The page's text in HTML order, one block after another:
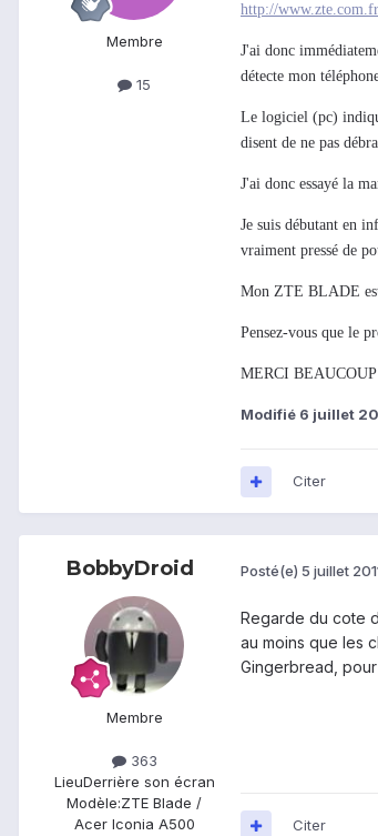
Membre
15
http://
J'ai donc
détecte mon
Le logiciel (pc)
disent de ne pas
J'ai donc essayé la
Je suis débutant en
vraiment pressé de
Mon ZTE BLADE
Pensez-vous que le
MERCI
Modifié 6 juillet
Citer
BobbyDroid
Membre
363
LieuDerrière son écran
Modèle:ZTE Blade /
Acer Iconia A500
Posté(e) 5 juillet
Regarde du cote
au moins que les
Gingerbread,
Citer